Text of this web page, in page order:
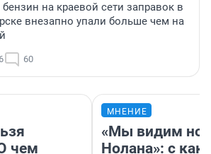
на краевой сети заправок в
внезапно упали больше чем на
60
чем
МНЕНИЕ
«Мы видим
Нолана»: с